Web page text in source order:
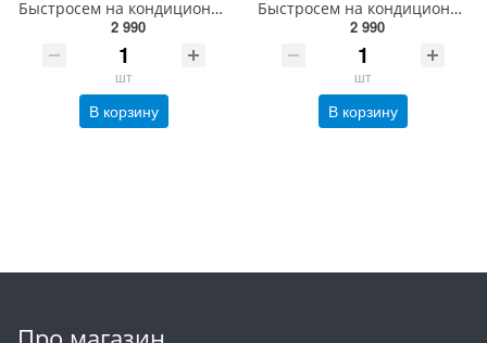
Быстросем на кондиционер синий под новый газ 1234 YF
2 990
шт
В корзину
Быстросем на кондиционер красный
2 990
шт
В корзину